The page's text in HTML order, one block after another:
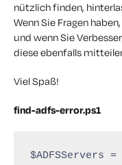
nützlich finden,
Wenn Sie Fragen
und wenn Sie
diese ebenfalls
Viel Spaß!
find-adfs-error.ps1
$ADFSServers =